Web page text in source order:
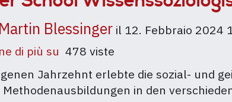
Martin Blessinger il 12. Febbraio 2024
di più su Summer
School
Wissenssoziologische
Diskursanalyse
478 viste
Jahrzehnt erlebte die sozial- und
in den